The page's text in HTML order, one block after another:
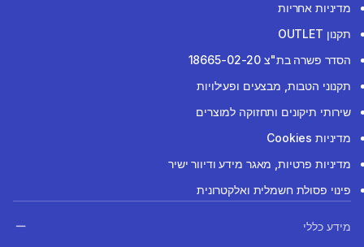
מדיניות אחריות
תקנון OUTLET
הסדר פשרה בת"צ 18665-02-20
תקנוני הטבות, מבצעים ופעילויות
שירותי תיקונים ותחזוקה למוצרים
מדיניות Cookies
מדיניות פרטיות, מאגר מידע ודיוור ישיר
פינוי פסולת חשמלית ואלקטרונית
מידע כללי